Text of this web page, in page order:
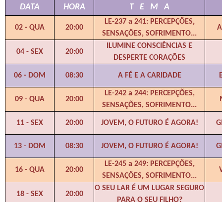
DATA HORA T E M A
02 - QUA 20:00
LE-237 a 241: PERCEPÇÕES,
SENSAÇÕES, SOFRIMENTO...
04 - SEX 20:00
ILUMINE CONSCIÊNCIAS E
DESPERTE CORAÇÕES
06 - DOM 08:30 A FÉ E A CARIDADE
09 - QUA 20:00
LE-242 a 244: PERCEPÇÕES,
SENSAÇÕES, SOFRIMENTO...
11 - SEX 20:00 JOVEM, O FUTURO É AGORA!
13 - DOM 08:30 JOVEM, O FUTURO É AGORA!
16 - QUA 20:00
LE-245 a 249: PERCEPÇÕES,
SENSAÇÕES, SOFRIMENTO...
18 - SEX 20:00
O SEU LAR É UM LUGAR SEGURO
PARA O SEU FILHO?